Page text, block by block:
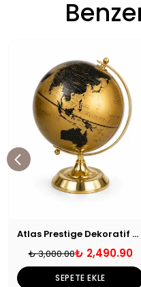
Atlas Prestige Dekoratif Dünya Küresi
₺ 3,000.00₺ 2,490.90
SEPETE EKLE